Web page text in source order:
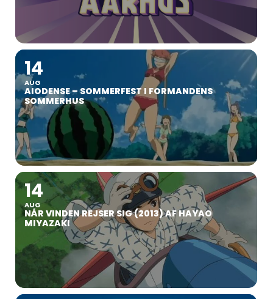
14
AUG
AIODENSE – SOMMERFEST I FORMANDENS
SOMMERHUS
14
AUG
NÅR VINDEN REJSER SIG (2013) AF HAYAO
MIYAZAKI